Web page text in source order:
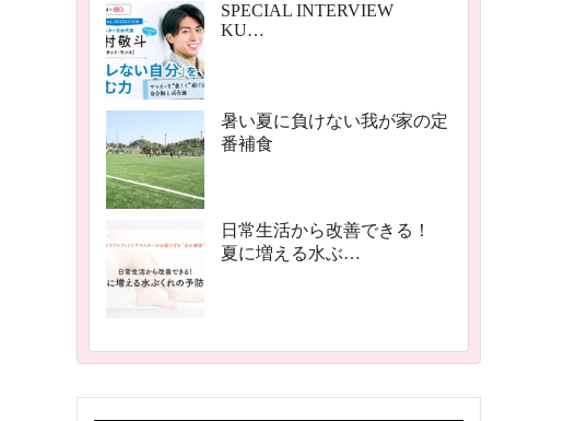
SPECIAL INTERVIEW
KU…
暑い夏に負けない我が家の定
番補食
日常生活から改善できる！
夏に増える水ぶ…